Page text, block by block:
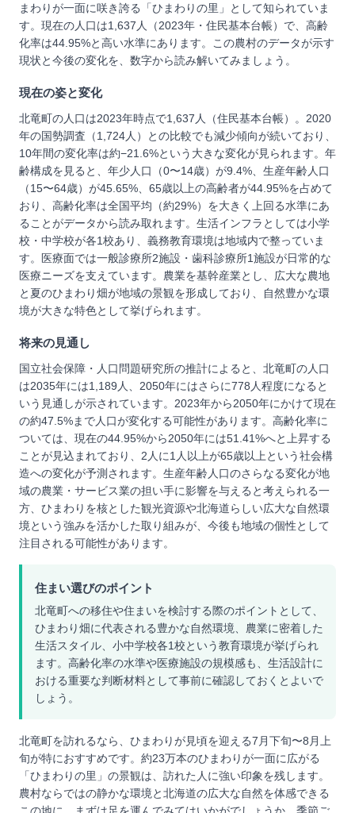
まわりが一面に咲き誇る「ひまわりの里」として知られていま
す。現在の人口は1,637人（2023年・住民基本台帳）で、高齢
化率は44.95%と高い水準にあります。この農村のデータが示す
現状と今後の変化を、数字から読み解いてみましょう。
現在の姿と変化
北竜町の人口は2023年時点で1,637人（住民基本台帳）。2020
年の国勢調査（1,724人）との比較でも減少傾向が続いており、
10年間の変化率は約−21.6%という大きな変化が見られます。年
齢構成を見ると、年少人口（0〜14歳）が9.4%、生産年齢人口
（15〜64歳）が45.65%、65歳以上の高齢者が44.95%を占めて
おり、高齢化率は全国平均（約29%）を大きく上回る水準にあ
ることがデータから読み取れます。生活インフラとしては小学
校・中学校が各1校あり、義務教育環境は地域内で整っていま
す。医療面では一般診療所2施設・歯科診療所1施設が日常的な
医療ニーズを支えています。農業を基幹産業とし、広大な農地
と夏のひまわり畑が地域の景観を形成しており、自然豊かな環
境が大きな特色として挙げられます。
将来の見通し
国立社会保障・人口問題研究所の推計によると、北竜町の人口
は2035年には1,189人、2050年にはさらに778人程度になると
いう見通しが示されています。2023年から2050年にかけて現在
の約47.5%まで人口が変化する可能性があります。高齢化率に
ついては、現在の44.95%から2050年には51.41%へと上昇する
ことが見込まれており、2人に1人以上が65歳以上という社会構
造への変化が予測されます。生産年齢人口のさらなる変化が地
域の農業・サービス業の担い手に影響を与えると考えられる一
方、ひまわりを核とした観光資源や北海道らしい広大な自然環
境という強みを活かした取り組みが、今後も地域の個性として
注目される可能性があります。
住まい選びのポイント
北竜町への移住や住まいを検討する際のポイントとして、
ひまわり畑に代表される豊かな自然環境、農業に密着した
生活スタイル、小中学校各1校という教育環境が挙げられ
ます。高齢化率の水準や医療施設の規模感も、生活設計に
おける重要な判断材料として事前に確認しておくとよいで
しょう。
北竜町を訪れるなら、ひまわりが見頃を迎える7月下旬〜8月上
旬が特におすすめです。約23万本のひまわりが一面に広がる
「ひまわりの里」の景観は、訪れた人に強い印象を残します。
農村ならではの静かな環境と北海道の広大な自然を体感できる